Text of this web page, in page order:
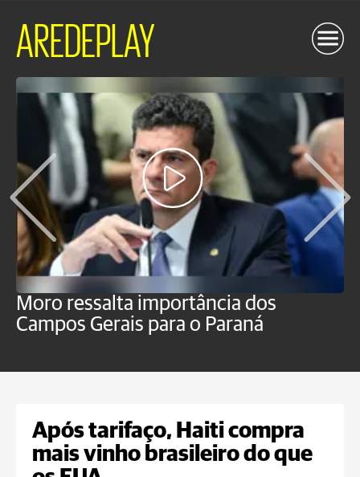
AREDEPLAY
Moro ressalta importância dos
Campos Gerais para o Paraná
Após tarifaço, Haiti compra
mais vinho brasileiro do que